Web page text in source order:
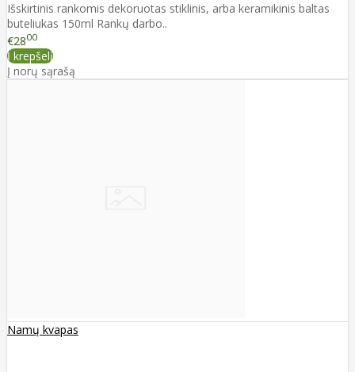
Išskirtinis rankomis dekoruotas stiklinis, arba keramikinis baltas
buteliukas 150ml Rankų darbo..
€2800
Į krepšelį
Į norų sąrašą
Namų kvapas